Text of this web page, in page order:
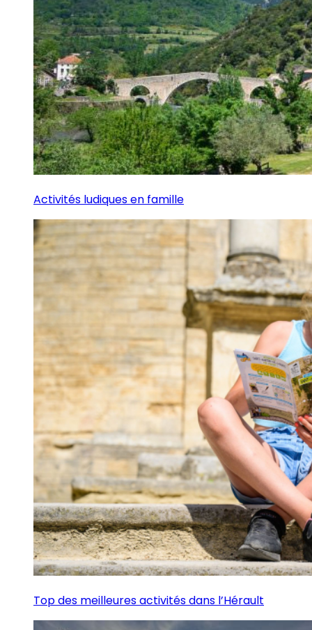
Activités ludiques en famille
Top des meilleures activités dans l’Hérault